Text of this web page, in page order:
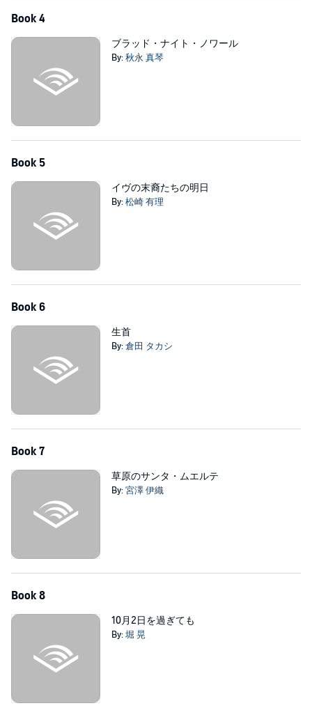
Book 4
ブラッド・ナイト・ノワール
By:秋永 真琴
Book 5
イヴの末裔たちの明日
By:松崎 有理
Book 6
生首
By:倉田 タカシ
Book 7
草原のサンタ・ムエルテ
By:宮澤 伊織
Book 8
10月2日を過ぎても
By:堀 晃